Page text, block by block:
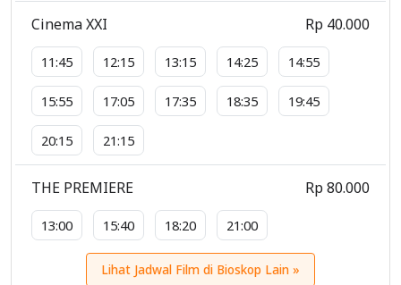
Cinema XXI
11:45 12:15 13:15 14:25 14:55
15:55 17:05 17:35 18:35 19:45
20:15 21:15
Rp 40.000
THE PREMIERE
13:00 15:40 18:20 21:00
Rp 80.000
Lihat Jadwal Film di Bioskop Lain »